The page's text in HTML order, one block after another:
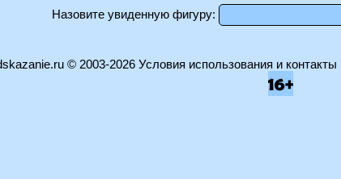
Назовите увиденную фигуру:
© 2003-2026 Условия использования и контакты